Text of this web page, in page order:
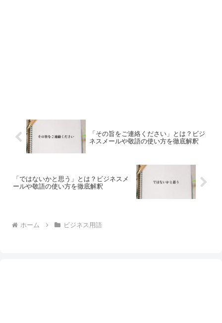
「その旨をご連絡ください」とは？ビジ
ネスメールや敬語の使い方を徹底解釈
「ではないかと思う」とは？ビジネスメ
ールや敬語の使い方を徹底解釈
ホーム ビジネス用語